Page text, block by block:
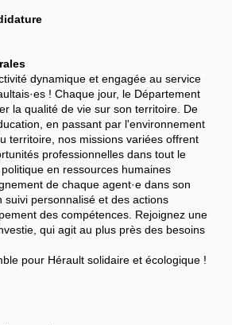
dynamique et engagée au service
! Chaque jour, le Département
la qualité de vie sur son territoire. De
en passant par l'environnement
territoire, nos missions variées offrent
professionnelles dans tout le
en ressources humaines
de chaque agent·e dans son
suivi personnalisé et des actions
des compétences. Rejoignez une
qui agit au plus près des besoins
pour Hérault solidaire et écologique !